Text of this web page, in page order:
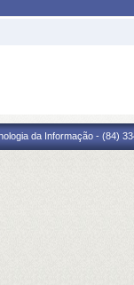
da Informação - (84)